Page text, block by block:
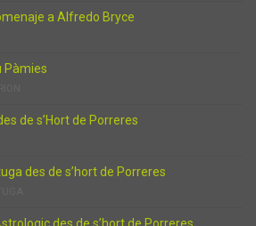
a Alfredo Bryce
Pàmies
de s’Hort de Porreres
des de s’hort de Porreres